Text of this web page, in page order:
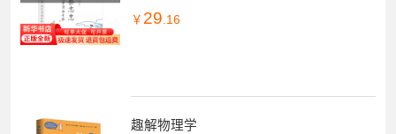
￥ 29 .16
趣解物理学